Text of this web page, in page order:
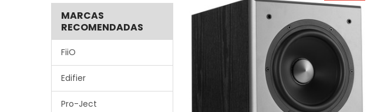
MARCAS
RECOMENDADAS
FiiO
Edifier
Pro-Ject